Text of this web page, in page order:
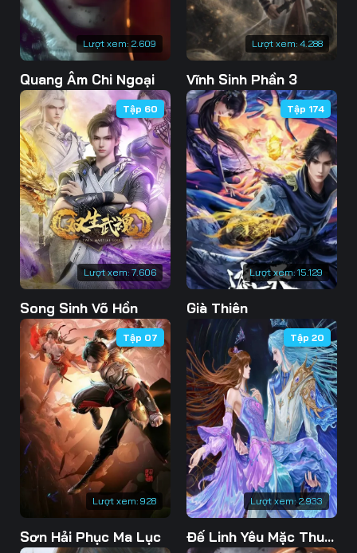
58 60
61 63
64 66
67 68 69
70 71 72
73 75
76 77 78
79 80 81
82 83 84
85 86 87
88 89 90
91 92 93
94 95 96
97 98 99
100 102
103 105
Lượt xem: 2.609
Quang Âm Chi Ngoại
Lượt xem: 4.288
Vĩnh Sinh Phần 3
Lượt xem: 7.606
Tập 60
Song Sinh Võ Hồn
Lượt xem: 15.129
Tập 174
Già Thiên
Lượt xem: 928
Tập 07
Sơn Hải Phục Ma Lục
Lượt xem:2.933
Tập 20
Đế Linh Yêu Mặc Thuỷ Linh Lung